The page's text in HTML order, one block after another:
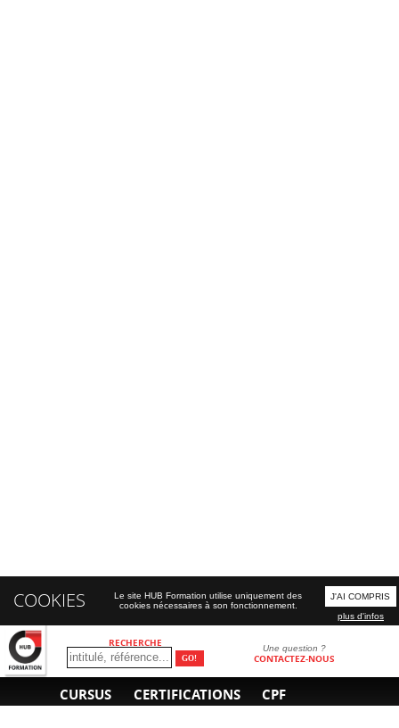
RECHERCHE Une question ?
CONTACTEZ-NOUS
CURSUS CERTIFICATIONS CPF
COOKIES
Le site HUB Formation utilise uniquement des
cookies nécessaires à son fonctionnement.
J'AI COMPRIS
plus d'infos